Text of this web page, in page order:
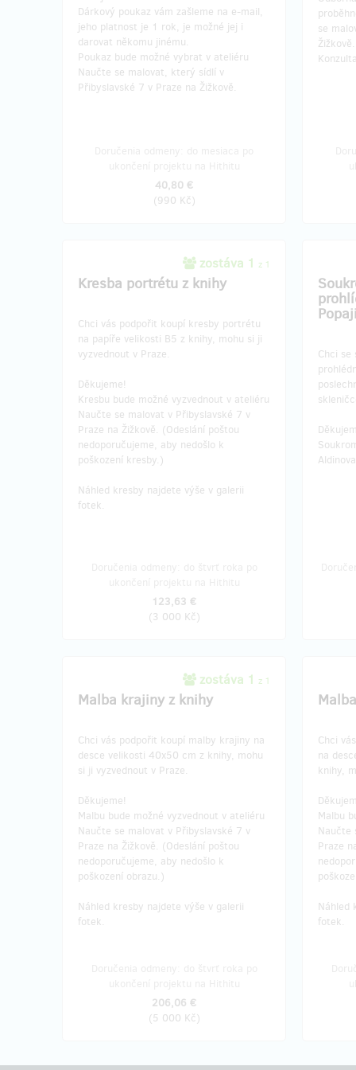
Dárkový poukaz vám zašleme na e-mail,
jeho platnost je 1 rok, je možné jej i
darovat někomu jinému.
Poukaz bude možné vybrat v ateliéru
Naučte se malovat, který sídlí v
Přibyslavské 7 v Praze na Žižkově.
40,80 €
(990 Kč)
se
Žižkově.
zostáva 1 z 1
Kresba portrétu z knihy
Chci vás podpořit koupí kresby portrétu
na papíře velikosti B5 z knihy, mohu si ji
vyzvednout v Praze.
Děkujeme!
Kresbu bude možné vyzvednout v ateliéru
Naučte se malovat v Přibyslavské 7 v
Praze na Žižkově. (Odeslání poštou
nedoporučujeme, aby nedošlo k
poškození kresby.)
Náhled kresby najdete výše v galerii
fotek.
123,63 €
(3 000 Kč)
Popaji
Chci se
zostáva 1 z 1
Malba krajiny z knihy
Chci vás podpořit koupí malby krajiny na
desce velikosti 40x50 cm z knihy, mohu
si ji vyzvednout v Praze.
Děkujeme!
Malbu bude možné vyzvednout v ateliéru
Naučte se malovat v Přibyslavské 7 v
Praze na Žižkově. (Odeslání poštou
nedoporučujeme, aby nedošlo k
poškození obrazu.)
Náhled kresby najdete výše v galerii
fotek.
206,06 €
(5 000 Kč)
Chci
na
knihy,
Malbu
Naučte
Praze
Náhled
fotek.